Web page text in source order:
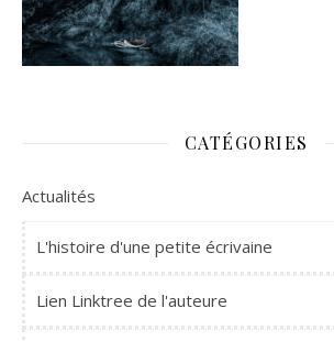
CATÉGORIES
Actualités
L'histoire d'une petite écrivaine
Lien Linktree de l'auteure